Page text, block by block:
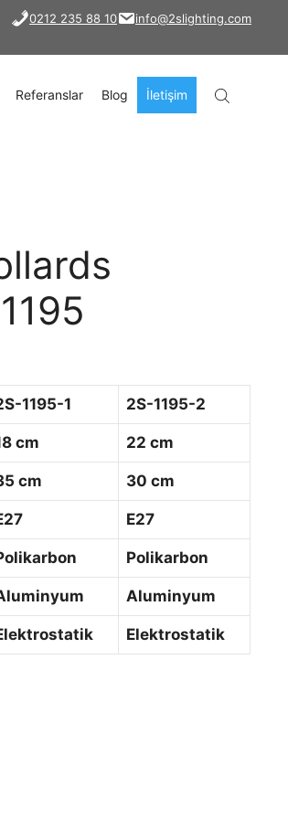
info@2slighting.com
0212 235 88 10
Referanslar Blog İletişim
1195-1 2S-1195-2
cm 22 cm
cm 30 cm
E27
Polikarbon
Aluminyum
Elektrostatik